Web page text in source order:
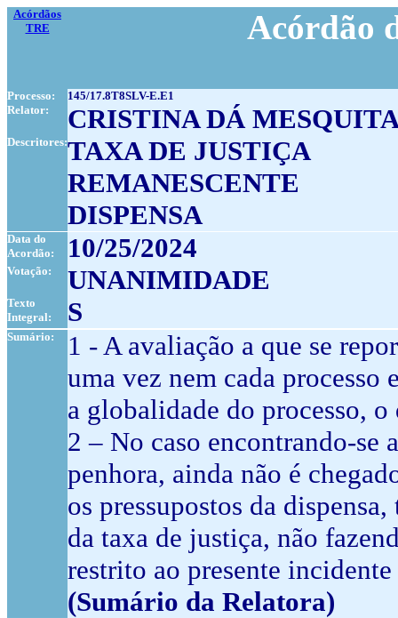
Acórdãos
TRE
Acórdão
Processo:
145/17.8T8SLV-E.E1
Relator:
CRISTINA DÁ
Descritores:TAXA DE JUSTIÇA
REMANESCENTE
DISPENSA
Data do
Acordão:
10/25/2024
Votação: UNANIMIDADE
Texto
Integral:
S
Sumário:
1 - A avaliação a que se
uma vez nem cada
a globalidade do processo,
2 – No caso encontrando-se
penhora, ainda não é
os pressupostos da
da taxa de justiça, não
restrito ao presente
(Sumário da Relatora)